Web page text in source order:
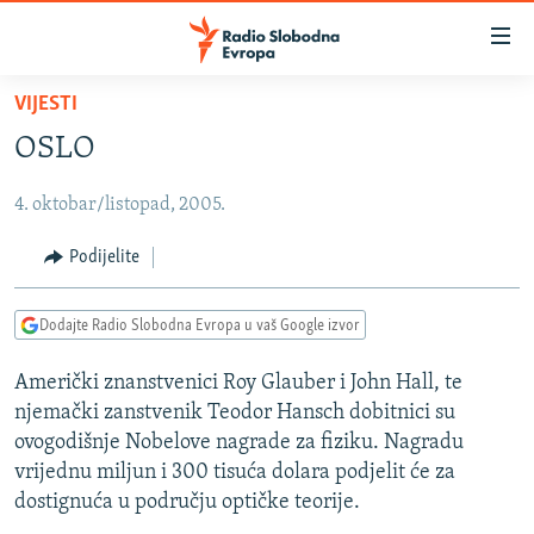
Pređite
glavni
Pređite
Pređite
pretragu
SRBIJA
KOSOVO
VIZUELNO
VIDEO
FOTOGALERIJE
INFOGRAFIKE
PODCASTI
RAT U UKRAJINI
KINA NA BALKANU
RSE PRIČE IZ SVIJETA
VIJESTI
OSLO
4. oktobar/listopad, 2005.
Podijelite
Dodajte Radio Slobodna Evropa u vaš Google izvor
Američki znanstvenici Roy Glauber i John Hall, te
njemački zanstvenik Teodor Hansch dobitnici su
ovogodišnje Nobelove nagrade za fiziku. Nagradu
vrijednu miljun i 300 tisuća dolara podjelit će za
dostignuća u području optičke teorije.